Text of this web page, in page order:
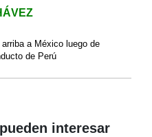
a México luego de
de Perú
interesar